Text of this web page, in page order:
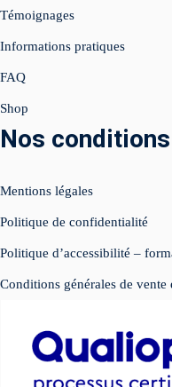
IA Vidéo IA
Live
Business
réseaux sociaux
Témoignages
Informations pratiques
FAQ
Shop
Nos conditions
Mentions légales
Politique de confidentialité
Politique d’accessibilité –
Conditions générales de